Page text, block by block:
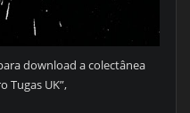
download a colectânea
Tugas UK”,